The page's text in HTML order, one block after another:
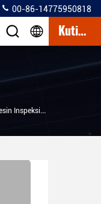
00-86-14775950818
Kutipan
PCB Peralatan AOI LED Optik Otomatis